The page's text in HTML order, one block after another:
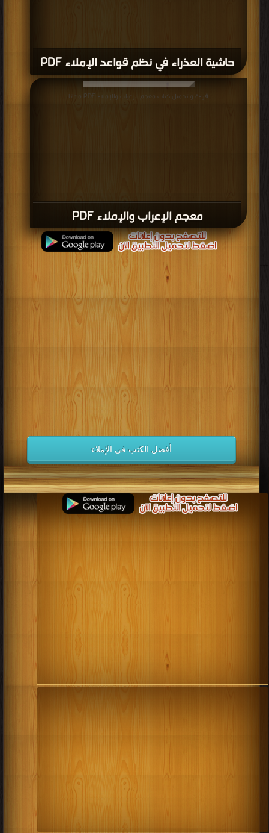
حاشية العذراء في نظم قواعد الإملاء PDF
معجم الإعراب والإملاء PDF
قراءة و تحميل كتاب معجم الإعراب والإملاء PDF مجانا
أفضل الكتب في الإملاء